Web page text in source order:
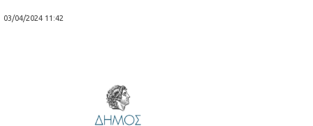
03/04/2024 11:42